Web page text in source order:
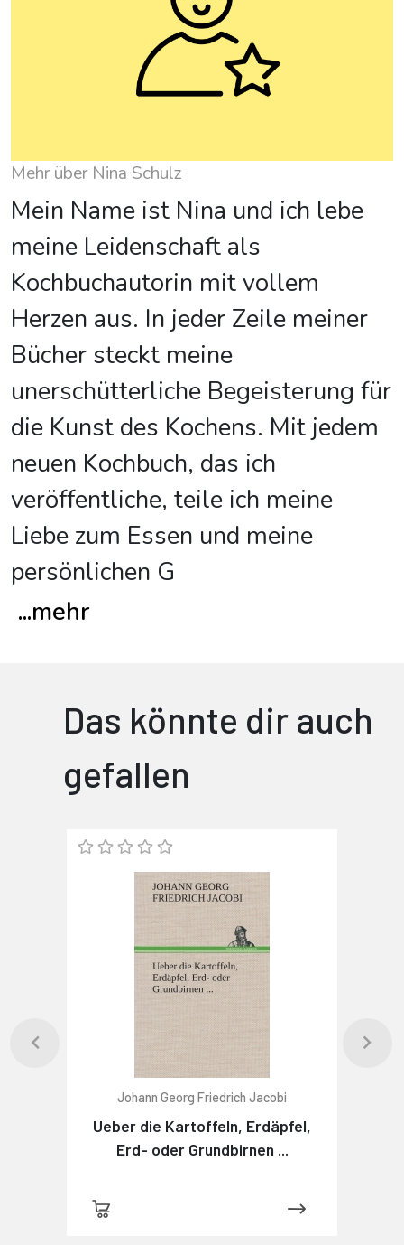
Mehr über Nina Schulz
Mein Name ist Nina und ich lebe
meine Leidenschaft als
Kochbuchautorin mit vollem
Herzen aus. In jeder Zeile meiner
Bücher steckt meine
unerschütterliche Begeisterung für
die Kunst des Kochens. Mit jedem
neuen Kochbuch, das ich
veröffentliche, teile ich meine
Liebe zum Essen und meine
persönlichen G
...mehr
Das könnte dir auch
gefallen
Johann Georg Friedrich Jacobi
Ueber die Kartoffeln, Erdäpfel,
Erd- oder Grundbirnen ...